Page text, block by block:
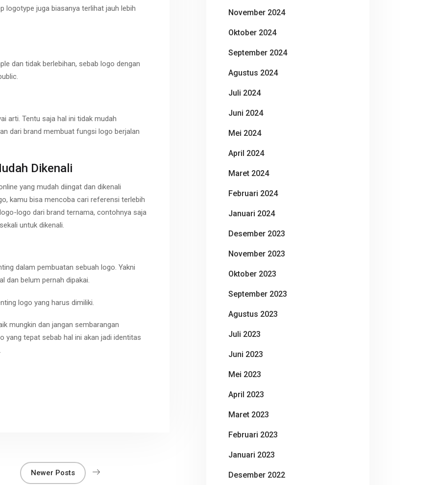
logotype juga biasanya terlihat jauh lebih
dan tidak berlebihan, sebab logo dengan
arti. Tentu saja hal ini tidak mudah
dari brand membuat fungsi logo berjalan
Dikenali
yang mudah diingat dan dikenali
kamu bisa mencoba cari referensi terlebih
logo dari brand ternama, contohnya saja
untuk dikenali.
dalam pembuatan sebuah logo. Yakni
dan belum pernah dipakai.
logo yang harus dimiliki.
mungkin dan jangan sembarangan
yang tepat sebab hal ini akan jadi identitas
Newer Posts
November 2024
Oktober 2024
September 2024
Agustus 2024
Juli 2024
Juni 2024
Mei 2024
April 2024
Maret 2024
Februari 2024
Januari 2024
Desember 2023
November 2023
Oktober 2023
September 2023
Agustus 2023
Juli 2023
Juni 2023
Mei 2023
April 2023
Maret 2023
Februari 2023
Januari 2023
Desember 2022